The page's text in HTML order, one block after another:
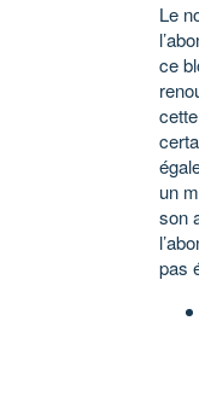
Le
ce
un
son
pas